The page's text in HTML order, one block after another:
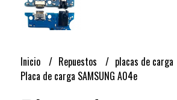
Inicio Repuestos
placas de carga
Placa de carga SAMSUNG A04e